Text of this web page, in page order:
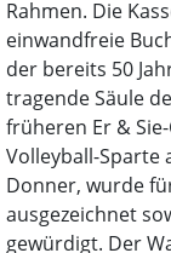
Rahmen. Die
einwandfreie
der bereits 50
tragende Säule
früheren Er &
Volleyball-Sparte
Donner, wurde
ausgezeichnet
gewürdigt. Der